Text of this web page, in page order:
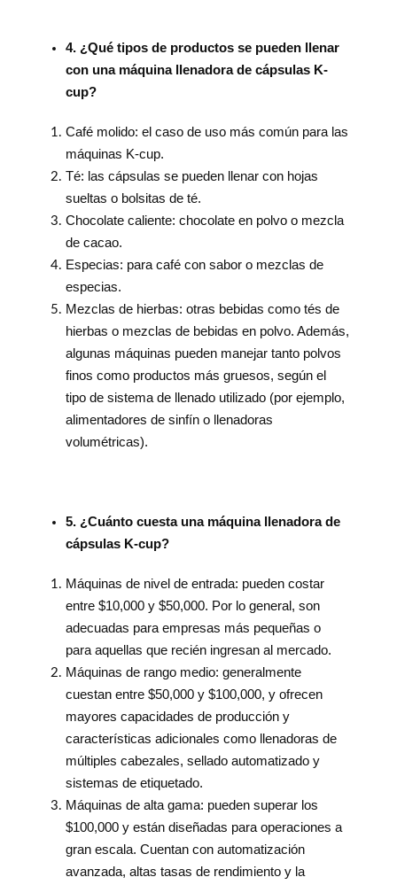
4. ¿Qué tipos de productos se pueden llenar
con una máquina llenadora de cápsulas K-
cup?
Café molido: el caso de uso más común para las
máquinas K-cup.
Té: las cápsulas se pueden llenar con hojas
sueltas o bolsitas de té.
Chocolate caliente: chocolate en polvo o mezcla
de cacao.
Especias: para café con sabor o mezclas de
especias.
Mezclas de hierbas: otras bebidas como tés de
hierbas o mezclas de bebidas en polvo. Además,
algunas máquinas pueden manejar tanto polvos
finos como productos más gruesos, según el
tipo de sistema de llenado utilizado (por ejemplo,
alimentadores de sinfín o llenadoras
volumétricas).
5. ¿Cuánto cuesta una máquina llenadora de
cápsulas K-cup?
Máquinas de nivel de entrada: pueden costar
entre $10,000 y $50,000. Por lo general, son
adecuadas para empresas más pequeñas o
para aquellas que recién ingresan al mercado.
Máquinas de rango medio: generalmente
cuestan entre $50,000 y $100,000, y ofrecen
mayores capacidades de producción y
características adicionales como llenadoras de
múltiples cabezales, sellado automatizado y
sistemas de etiquetado.
Máquinas de alta gama: pueden superar los
$100,000 y están diseñadas para operaciones a
gran escala. Cuentan con automatización
avanzada, altas tasas de rendimiento y la